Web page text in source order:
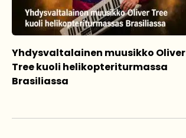
Yhdysvaltalainen muusikko Oliver
Tree kuoli helikopteriturmassa
Brasiliassa